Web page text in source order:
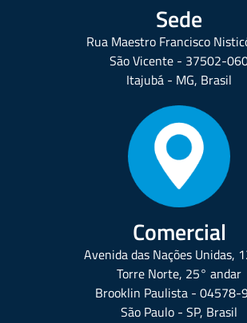
Sede
Rua Maestro Francisco
São Vicente - 37502-
Itajubá - MG, Brasil
Comercial
Avenida das Nações Unidas,
Torre Norte, 25° andar
Brooklin Paulista - 04578-
São Paulo - SP, Brasil